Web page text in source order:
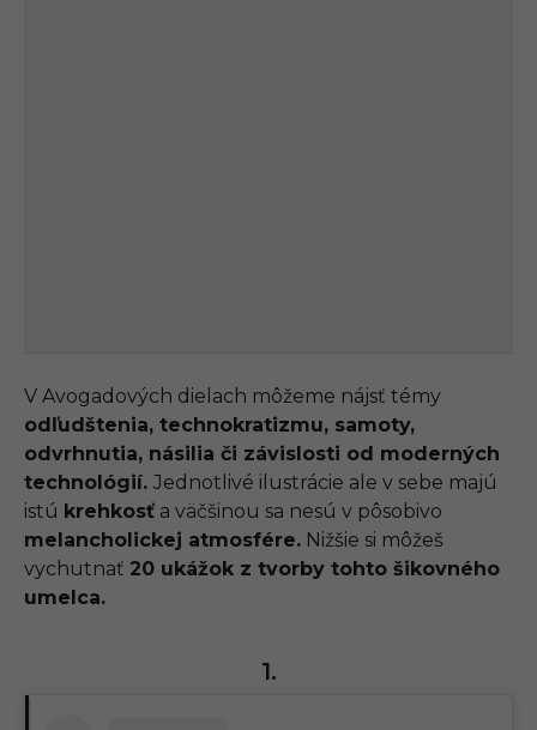
V Avogadových dielach môžeme nájsť témy
odľudštenia, technokratizmu, samoty,
odvrhnutia, násilia či závislosti od moderných
technológií. Jednotlivé ilustrácie ale v sebe majú
istú krehkosť a väčšinou sa nesú v pôsobivo
melancholickej atmosfére. Nižšie si môžeš
vychutnať 20 ukážok z tvorby tohto šikovného
umelca.
1.